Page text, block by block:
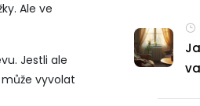
Ale ve
Jestli ale
vyvolat